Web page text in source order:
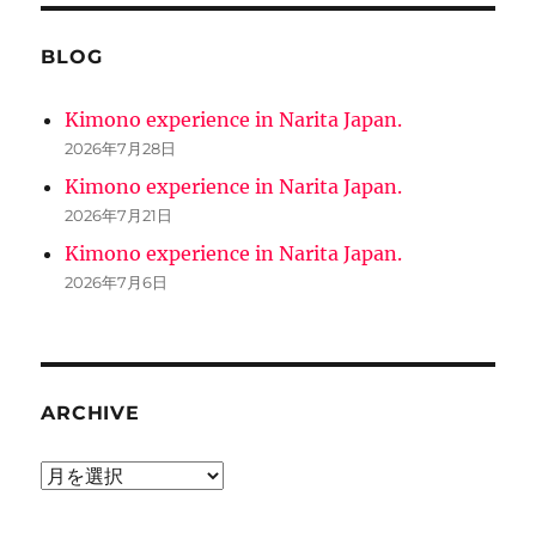
BLOG
Kimono experience in Narita Japan.
2026年7月28日
Kimono experience in Narita Japan.
2026年7月21日
Kimono experience in Narita Japan.
2026年7月6日
ARCHIVE
ARCHIVE